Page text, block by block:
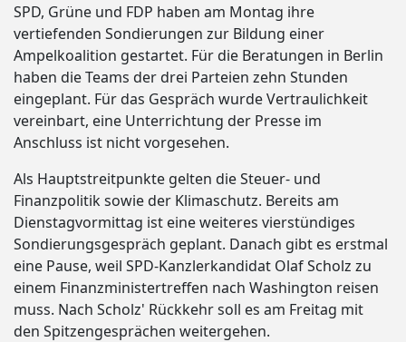
SPD, Grüne und FDP haben am Montag ihre
vertiefenden Sondierungen zur Bildung einer
Ampelkoalition gestartet. Für die Beratungen in Berlin
haben die Teams der drei Parteien zehn Stunden
eingeplant. Für das Gespräch wurde Vertraulichkeit
vereinbart, eine Unterrichtung der Presse im
Anschluss ist nicht vorgesehen.
Als Hauptstreitpunkte gelten die Steuer- und
Finanzpolitik sowie der Klimaschutz. Bereits am
Dienstagvormittag ist eine weiteres vierstündiges
Sondierungsgespräch geplant. Danach gibt es erstmal
eine Pause, weil SPD-Kanzlerkandidat Olaf Scholz zu
einem Finanzministertreffen nach Washington reisen
muss. Nach Scholz' Rückkehr soll es am Freitag mit
den Spitzengesprächen weitergehen.